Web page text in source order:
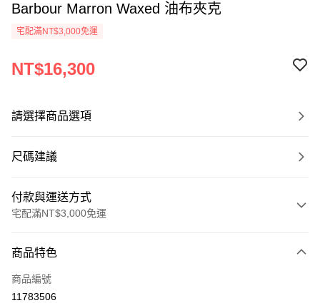
Barbour Marron Waxed 油布夾克
宅配滿NT$3,000免運
NT$16,300
請選擇商品選項
尺碼建議
付款與運送方式
宅配滿NT$3,000免運
信用卡一次付款
信用卡分期付款
商品特色
商品編號
11783506